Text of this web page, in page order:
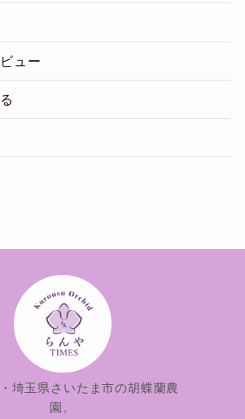
ュー
埼玉県さいたま市の胡蝶蘭農
園。